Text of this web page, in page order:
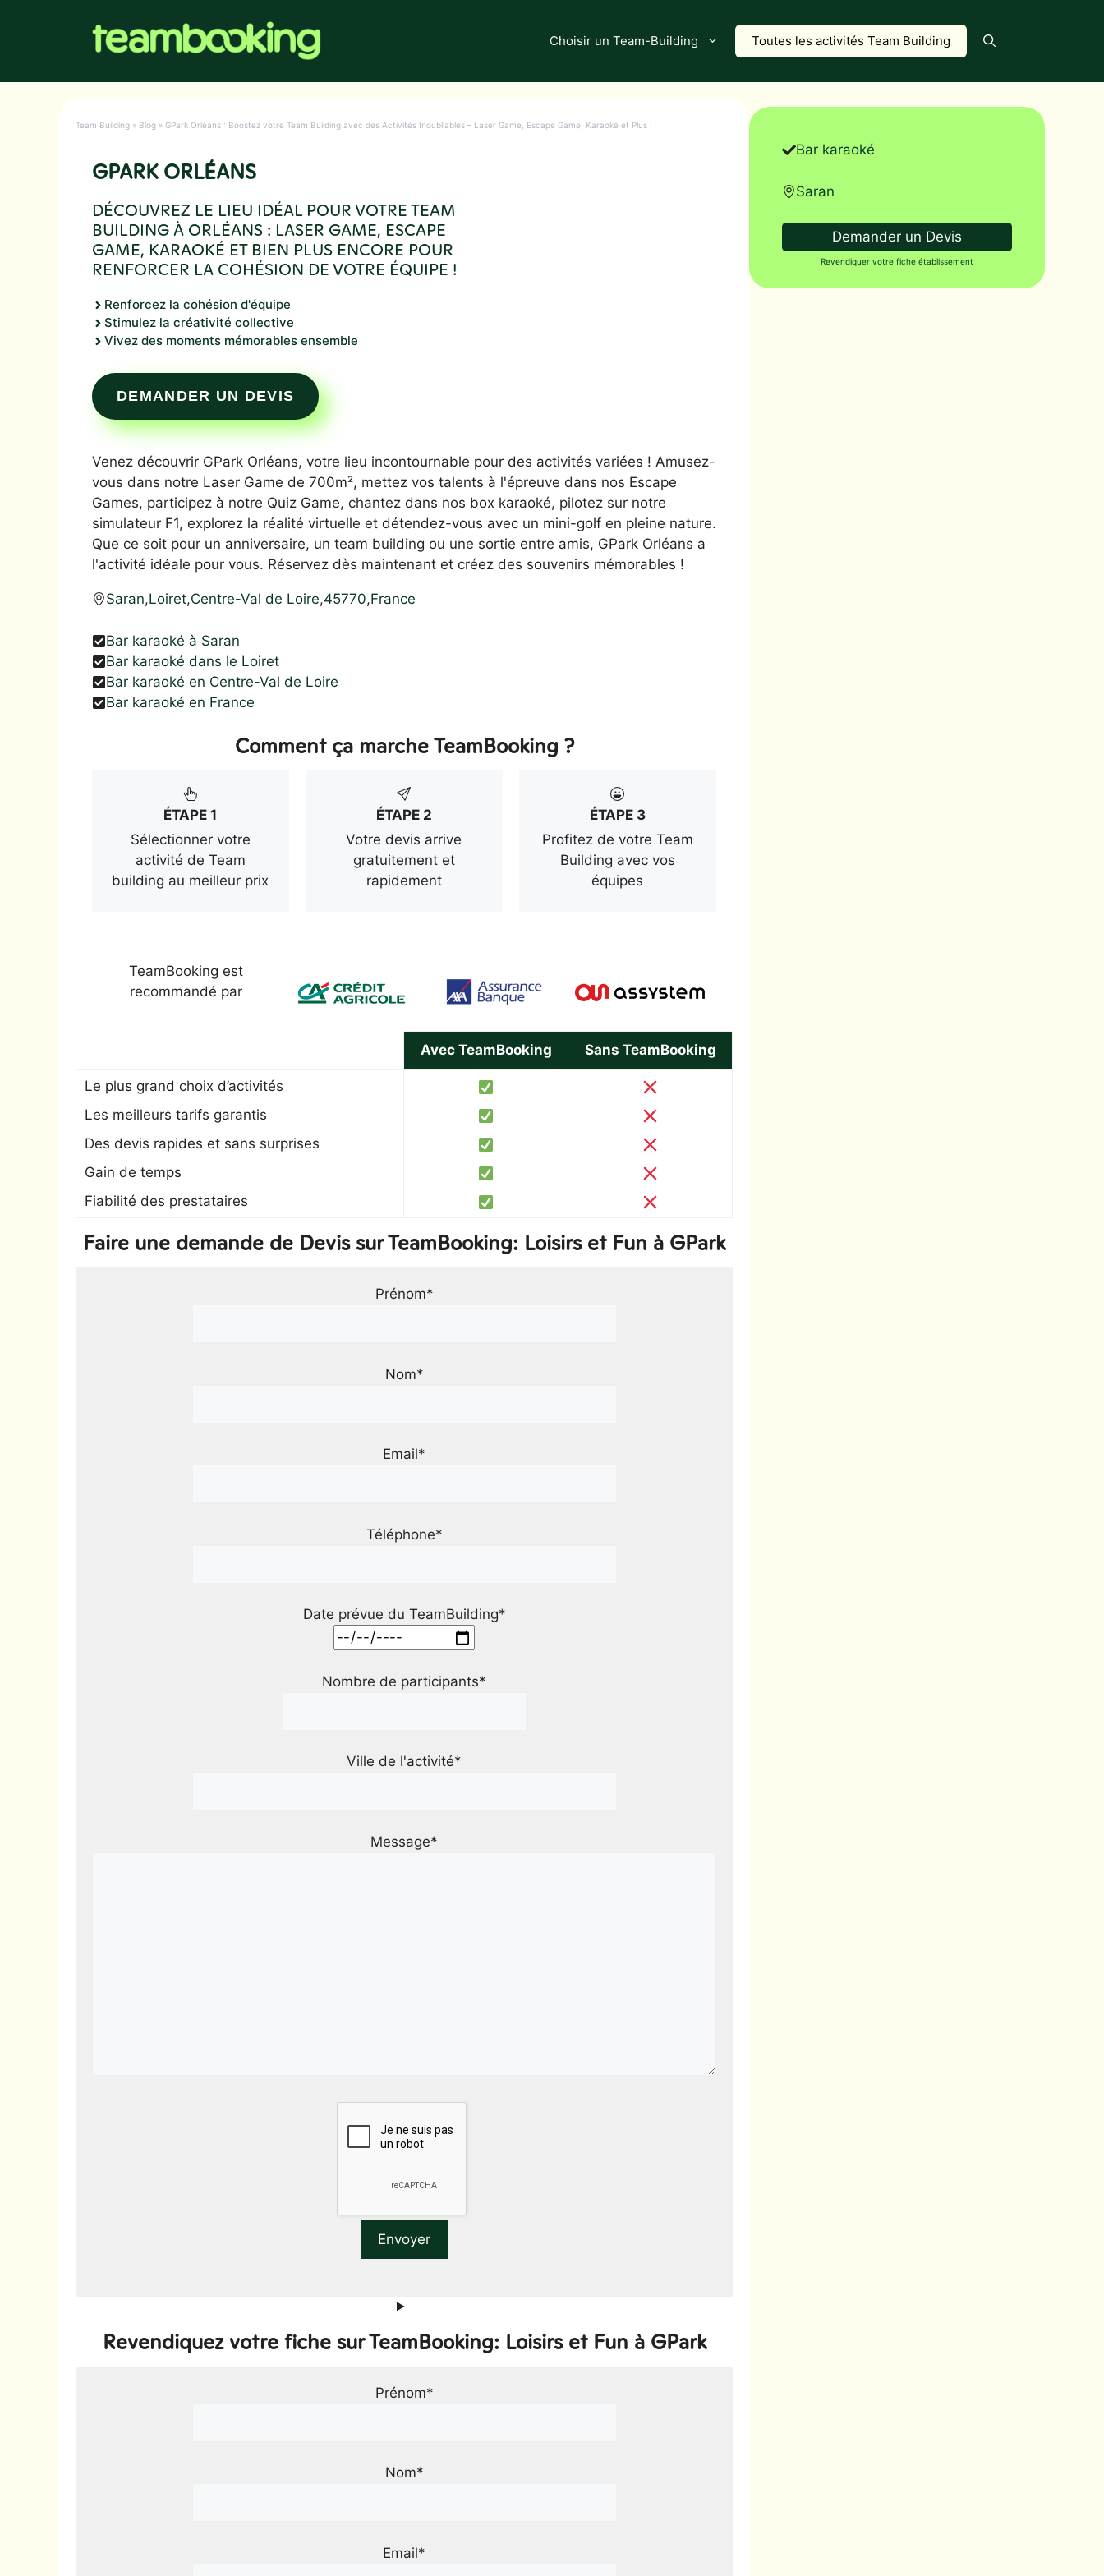
Choisir un Team-Building Toutes les activités Team Building
Team Building » Blog » GPark Orléans : Boostez votre Team Building avec des Activités Inoubliables – Laser Game, Escape Game, Karaoké et Plus !
GPARK ORLÉANS
DÉCOUVREZ LE LIEU IDÉAL POUR VOTRE TEAM
BUILDING À ORLÉANS : LASER GAME, ESCAPE
GAME, KARAOKÉ ET BIEN PLUS ENCORE POUR
RENFORCER LA COHÉSION DE VOTRE ÉQUIPE !
Renforcez la cohésion d'équipe
Stimulez la créativité collective
Vivez des moments mémorables ensemble
DEMANDER UN DEVIS
Venez découvrir GPark Orléans, votre lieu incontournable pour des activités variées ! Amusez-
vous dans notre Laser Game de 700m², mettez vos talents à l'épreuve dans nos Escape
Games, participez à notre Quiz Game, chantez dans nos box karaoké, pilotez sur notre
simulateur F1, explorez la réalité virtuelle et détendez-vous avec un mini-golf en pleine nature.
Que ce soit pour un anniversaire, un team building ou une sortie entre amis, GPark Orléans a
l'activité idéale pour vous. Réservez dès maintenant et créez des souvenirs mémorables !
Saran,Loiret,Centre-Val de Loire,45770,France
Bar karaoké à Saran
Bar karaoké dans le Loiret
Bar karaoké en Centre-Val de Loire
Bar karaoké en France
Comment ça marche TeamBooking ?
ÉTAPE 1
Sélectionner votre
activité de Team
building au meilleur prix
ÉTAPE 2
Votre devis arrive
gratuitement et
rapidement
ÉTAPE 3
Profitez de votre Team
Building avec vos
équipes
TeamBooking est
recommandé par
Avec TeamBooking Sans TeamBooking
Le plus grand choix d’activités
Les meilleurs tarifs garantis
Des devis rapides et sans surprises
Gain de temps
Fiabilité des prestataires
Faire une demande de Devis sur TeamBooking: Loisirs et Fun à GPark
Prénom*
Nom*
Email*
Téléphone*
Date prévue du TeamBuilding*
Nombre de participants*
Ville de l'activité*
Message*
Revendiquez votre fiche sur TeamBooking: Loisirs et Fun à GPark
Prénom*
Nom*
Email*
Bar karaoké
Saran
Demander un Devis
Revendiquer votre fiche établissement